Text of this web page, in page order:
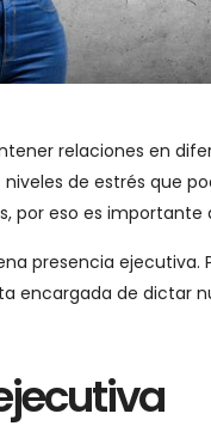
relaciones en
de estrés que
por eso es importante
presencia ejecutiva.
encargada de dictar